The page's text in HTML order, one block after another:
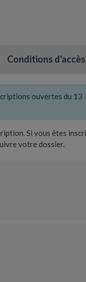
Conditions d'accès
ouvertes du 13
Si vous êtes
votre dossier.